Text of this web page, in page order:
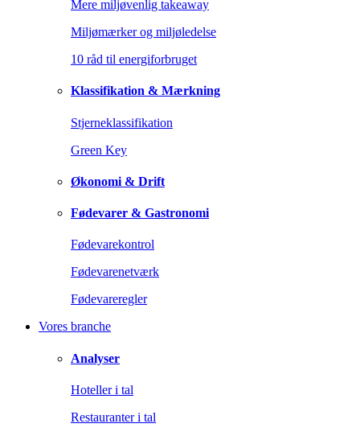
Mere miljøvenlig takeaway
Miljømærker og miljøledelse
10 råd til energiforbruget
Klassifikation & Mærkning
Stjerneklassifikation
Green Key
Økonomi & Drift
Fødevarer & Gastronomi
Fødevarekontrol
Fødevarenetværk
Fødevareregler
Vores branche
Analyser
Hoteller i tal
Restauranter i tal